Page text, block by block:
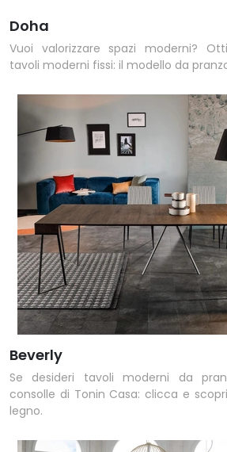
Doha
Vuoi valorizzare spazi moderni?
tavoli moderni fissi: il modello da
Beverly
Se desideri tavoli moderni da
consolle di Tonin Casa: clicca e
legno.